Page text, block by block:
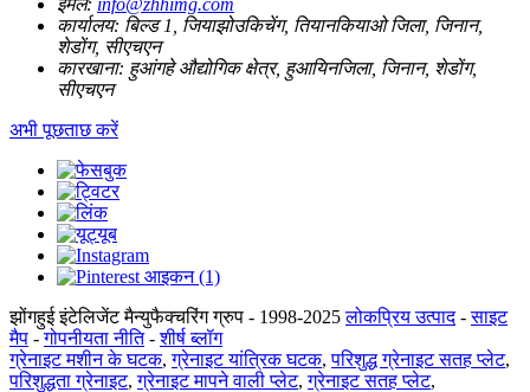
कार्यालय: बिल्ड 1, जियाझोउकिचेंग, तियानकियाओ जिला, जिनान,
शेडोंग, सीएचएन
कारखाना: हुआंगहे औद्योगिक क्षेत्र, हुआयिनजिला, जिनान, शेडोंग,
सीएचएन
अभी पूछताछ करें
झोंगहुई इंटेलिजेंट मैन्युफैक्चरिंग ग्रुप - 1998-2025 लोकप्रिय उत्पाद-साइट
मैप -गोपनीयता नीति-शीर्ष ब्लॉग
ग्रेनाइट मशीन के घटक,ग्रेनाइट यांत्रिक घटक,परिशुद्ध ग्रेनाइट सतह प्लेट,
परिशुद्धता ग्रेनाइट,ग्रेनाइट मापने वाली प्लेट,ग्रेनाइट सतह प्लेट,